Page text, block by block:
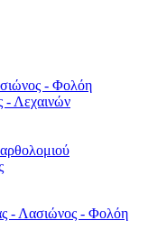
- Φολόη
- Λεχαινών
- Λασιώνος - Φολόη